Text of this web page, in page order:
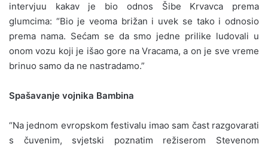
intervjuu kakav je bio odnos Šibe Krvavca prema
glumcima: “Bio je veoma brižan i uvek se tako i odnosio
prema nama. Sećam se da smo jedne prilike ludovali u
onom vozu koji je išao gore na Vracama, a on je sve vreme
brinuo samo da ne nastradamo.”
Spašavanje vojnika Bambina
“Na jednom evropskom festivalu imao sam čast razgovarati
s čuvenim, svjetski poznatim režiserom Stevenom